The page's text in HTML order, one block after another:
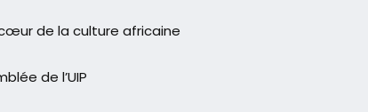
de la culture africaine
de l’UIP